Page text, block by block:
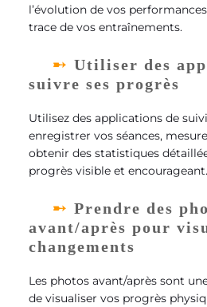
l’évolution de vos
trace de vos entraînements.
Utiliser des
suivre ses progrès
Utilisez des applications de
enregistrer vos séances,
obtenir des statistiques
progrès visible et encourageant.
Prendre des
avant/après pour
changements
Les photos avant/après sont
de visualiser vos progrès